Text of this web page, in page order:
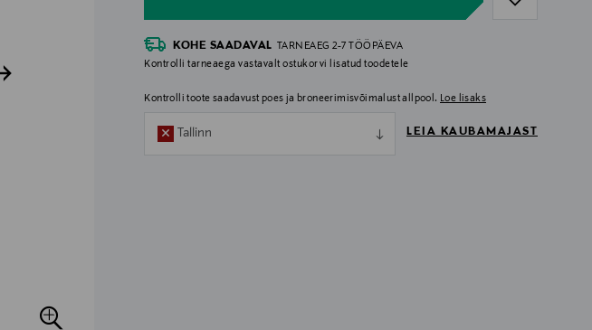
KOHE SAADAVAL TARNEAEG 2-7 TÖÖPÄEVA
Kontrolli tarneaega vastavalt ostukorvi lisatud toodetele
Kontrolli toote saadavust poes ja broneerimisvõimalust allpool. Loe lisaks
Tallinn LEIA KAUBAMAJAST